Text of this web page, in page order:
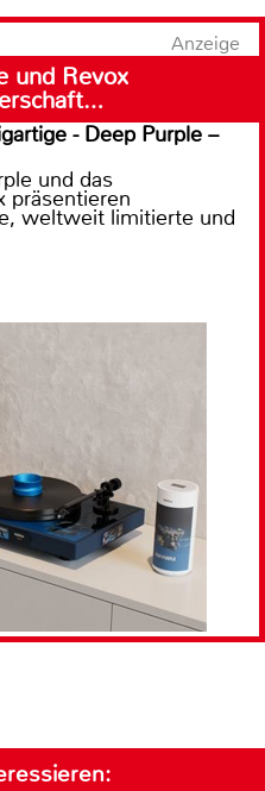
Anzeige
und Revox
- Deep Purple –
und das
präsentieren
weltweit limitierte und